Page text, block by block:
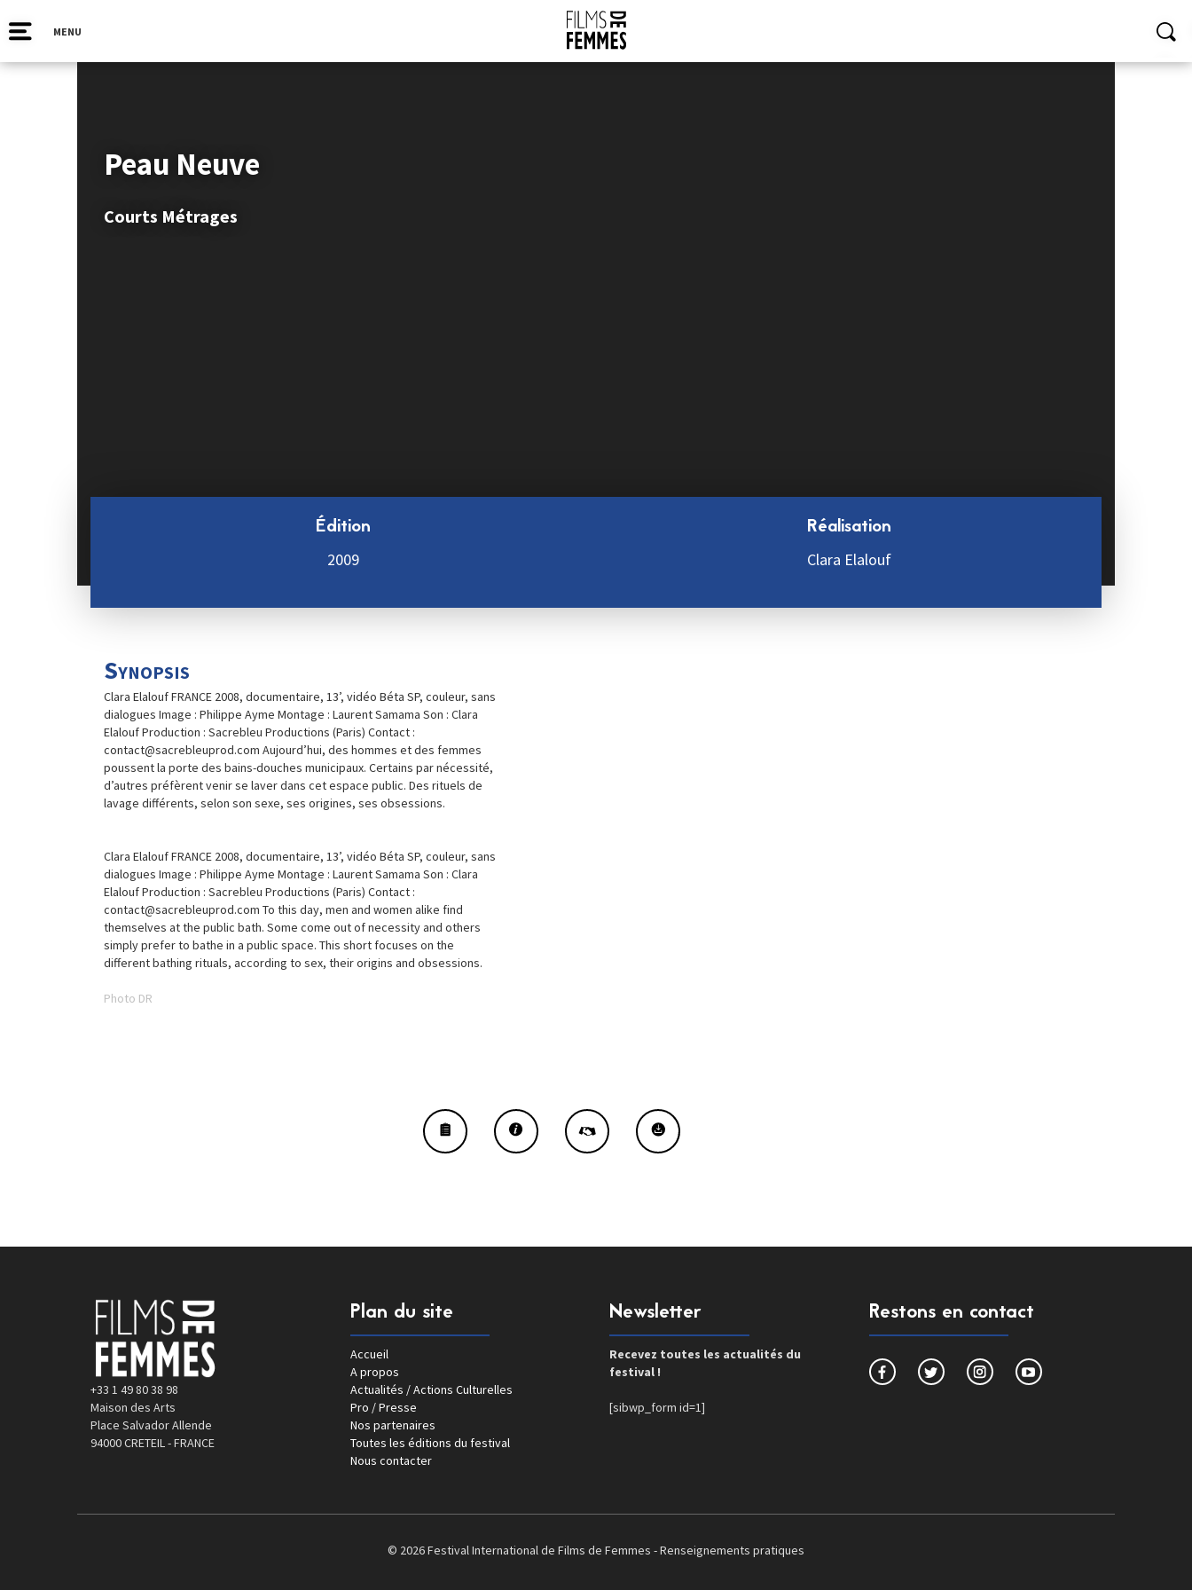
MENU
Peau Neuve
Courts Métrages
Édition
2009
Réalisation
Clara Elalouf
Synopsis
Clara Elalouf FRANCE 2008, documentaire, 13’, vidéo Béta SP, couleur, sans
dialogues Image : Philippe Ayme Montage : Laurent Samama Son : Clara
Elalouf Production : Sacrebleu Productions (Paris) Contact :
contact@sacrebleuprod.com Aujourd’hui, des hommes et des femmes
poussent la porte des bains-douches municipaux. Certains par nécessité,
d’autres préfèrent venir se laver dans cet espace public. Des rituels de
lavage différents, selon son sexe, ses origines, ses obsessions.
Clara Elalouf FRANCE 2008, documentaire, 13’, vidéo Béta SP, couleur, sans
dialogues Image : Philippe Ayme Montage : Laurent Samama Son : Clara
Elalouf Production : Sacrebleu Productions (Paris) Contact :
contact@sacrebleuprod.com To this day, men and women alike find
themselves at the public bath. Some come out of necessity and others
simply prefer to bathe in a public space. This short focuses on the
different bathing rituals, according to sex, their origins and obsessions.
Photo DR
+33 1 49 80 38 98
Maison des Arts
Place Salvador Allende
94000 CRETEIL - FRANCE
Plan du site
Accueil
A propos
Actualités / Actions Culturelles
Pro / Presse
Nos partenaires
Toutes les éditions du festival
Nous contacter
Newsletter
Recevez toutes les actualités du
festival !
[sibwp_form id=1]
Restons en contact
© 2026 Festival International de Films de Femmes -Renseignements pratiques